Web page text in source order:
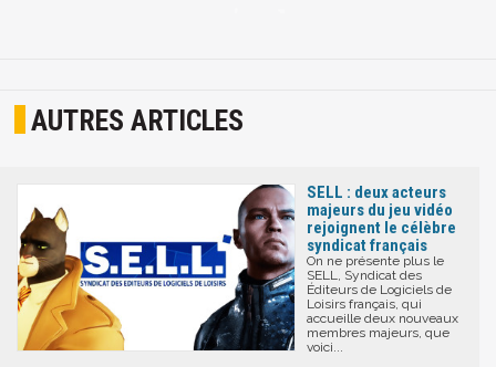
AUTRES ARTICLES
SELL : deux acteurs
majeurs du jeu vidéo
rejoignent le célèbre
syndicat français
On ne présente plus le
SELL, Syndicat des
Éditeurs de Logiciels de
Loisirs français, qui
accueille deux nouveaux
membres majeurs, que
voici...